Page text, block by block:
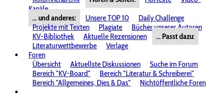
Kanäle
... und anderes:
Unsere TOP 10
Daily Challenge
Projekte mit Texten
Plagiate
Bücher unserer Autoren
KV-Bibliothek
Aktuelle Rezensionen
... Passt dazu:
Literaturwettbewerbe
Verlage
Foren
Übersicht
Aktuellste Diskussionen
Suche im Forum
Bereich "KV-Board"
Bereich "Literatur & Schreiberei"
Bereich "Allgemeines, Dies & Das"
Nichtöffentliche Foren